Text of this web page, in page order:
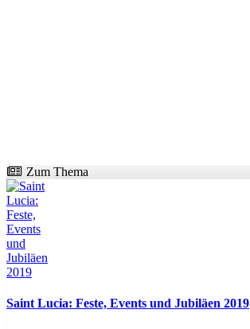
Zum Thema
Saint Lucia: Feste, Events und Jubiläen 2019